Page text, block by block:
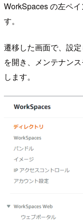
WorkSpaces の左ペ
す。
遷移した画面で、設
を開き、メンテナン
します。